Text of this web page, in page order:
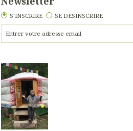
S'INSCRIRE SE DÉSINSCRIRE